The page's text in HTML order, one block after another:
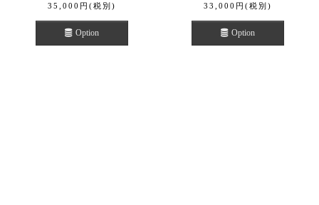
35,000 円 (税別)
Option
33,000 円 (税別)
Option